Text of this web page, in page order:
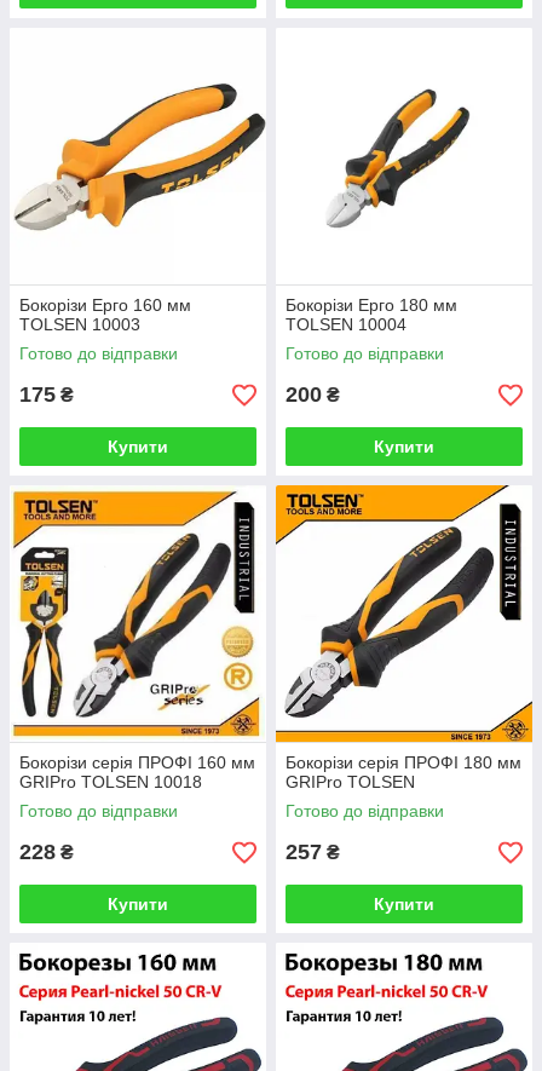
Бокорізи Ерго 160 мм
TOLSEN 10003
Готово до відправки
175 ₴
Купити
Бокорізи Ерго 180 мм
TOLSEN 10004
Готово до відправки
200 ₴
Купити
Бокорізи серія ПРОФІ 160 мм
GRIPro TOLSEN 10018
Готово до відправки
228 ₴
Купити
Бокорізи серія ПРОФІ 180 мм
GRIPro TOLSEN
Готово до відправки
257 ₴
Купити